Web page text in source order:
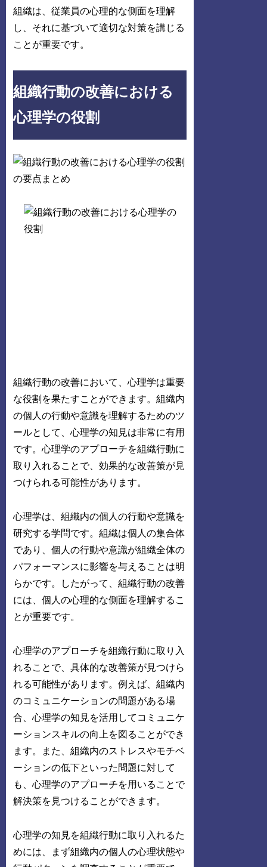
組織は、従業員の心理的な側面を理解
し、それに基づいて適切な対策を講じる
ことが重要です。
組織行動の改善における
心理学の役割
組織行動の改善において、心理学は重要
な役割を果たすことができます。組織内
の個人の行動や意識を理解するためのツ
ールとして、心理学の知見は非常に有用
です。心理学のアプローチを組織行動に
取り入れることで、効果的な改善策が見
つけられる可能性があります。
心理学は、組織内の個人の行動や意識を
研究する学問です。組織は個人の集合体
であり、個人の行動や意識が組織全体の
パフォーマンスに影響を与えることは明
らかです。したがって、組織行動の改善
には、個人の心理的な側面を理解するこ
とが重要です。
心理学のアプローチを組織行動に取り入
れることで、具体的な改善策が見つけら
れる可能性があります。例えば、組織内
のコミュニケーションの問題がある場
合、心理学の知見を活用してコミュニケ
ーションスキルの向上を図ることができ
ます。また、組織内のストレスやモチベ
ーションの低下といった問題に対して
も、心理学のアプローチを用いることで
解決策を見つけることができます。
心理学の知見を組織行動に取り入れるた
めには、まず組織内の個人の心理状態や